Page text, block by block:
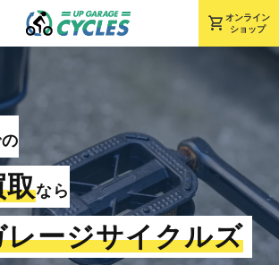
shopping_cart オンライン
ショップ
取なら
ージサイクルズ